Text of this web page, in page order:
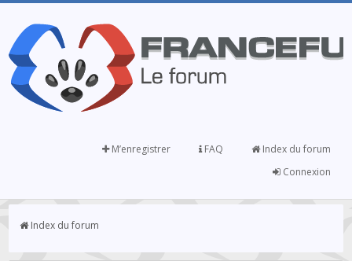
Index du forum
FAQ
M’enregistrer
Connexion
Index du forum